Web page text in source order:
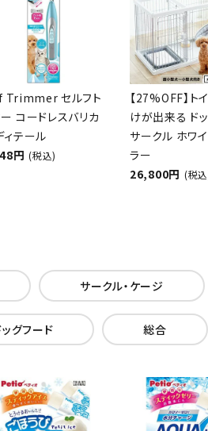
Trimmer セルフト
ー コードレスバリカ
ィテール
円 (税込)
【27%OFF】ト
けが出来る ド
サークル ホワ
ラー
26,800円 (税
サークル・ケージ
ッグフード 総合